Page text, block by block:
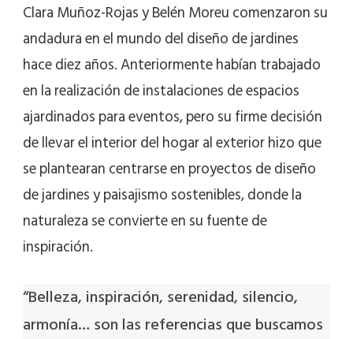
Clara Muñoz-Rojas y Belén Moreu comenzaron su
andadura en el mundo del diseño de jardines
hace diez años. Anteriormente habían trabajado
en la realización de instalaciones de espacios
ajardinados para eventos, pero su firme decisión
de llevar el interior del hogar al exterior hizo que
se plantearan centrarse en proyectos de diseño
de jardines y paisajismo sostenibles, donde la
naturaleza se convierte en su fuente de
inspiración.
“Belleza, inspiración, serenidad, silencio,
armonía… son las referencias que buscamos